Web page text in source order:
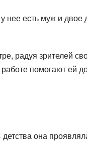
нее есть муж и двое
радуя зрителей
помогают ей
она